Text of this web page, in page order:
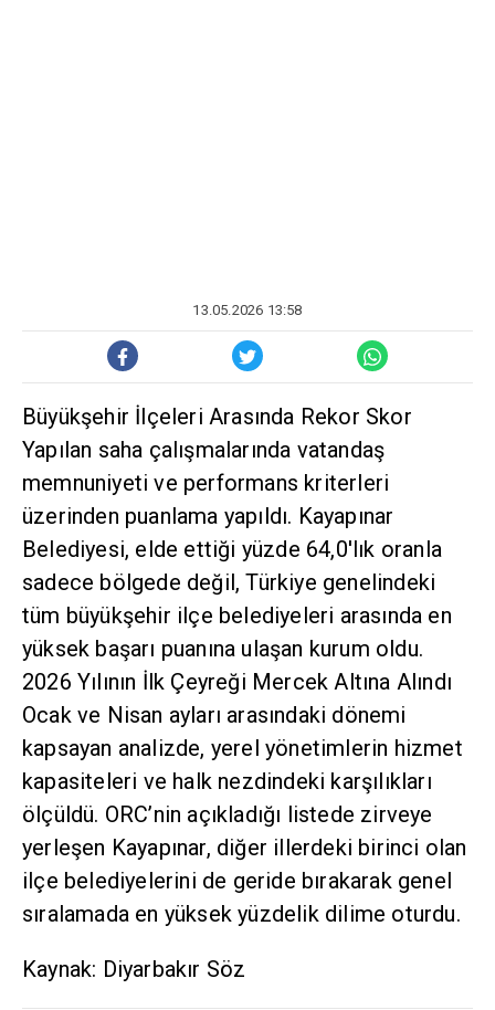
13.05.2026 13:58
Büyükşehir İlçeleri Arasında Rekor Skor
Yapılan saha çalışmalarında vatandaş
memnuniyeti ve performans kriterleri
üzerinden puanlama yapıldı. Kayapınar
Belediyesi, elde ettiği yüzde 64,0'lık oranla
sadece bölgede değil, Türkiye genelindeki
tüm büyükşehir ilçe belediyeleri arasında en
yüksek başarı puanına ulaşan kurum oldu.
2026 Yılının İlk Çeyreği Mercek Altına Alındı
Ocak ve Nisan ayları arasındaki dönemi
kapsayan analizde, yerel yönetimlerin hizmet
kapasiteleri ve halk nezdindeki karşılıkları
ölçüldü. ORC’nin açıkladığı listede zirveye
yerleşen Kayapınar, diğer illerdeki birinci olan
ilçe belediyelerini de geride bırakarak genel
sıralamada en yüksek yüzdelik dilime oturdu.
Kaynak: Diyarbakır Söz